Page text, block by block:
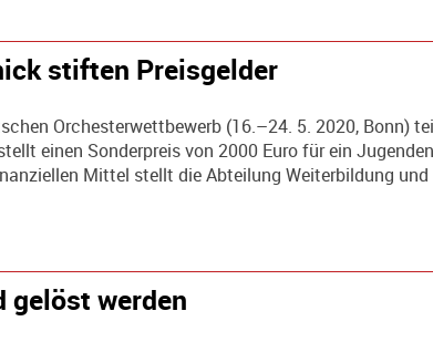
stiften Preisgelder
Orchesterwettbewerb (16.–24. 5. 2020, Bonn)
einen Sonderpreis von 2000 Euro für ein
Mittel stellt die Abteilung Weiterbildung
gelöst werden